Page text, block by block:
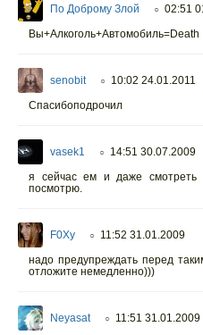
По Доброму Злой ○ 02:51
Вы+Алкоголь+Автомобиль=Death
senobit ○ 10:02 24.01.2011
Спасибоподрочил
vasek1 ○ 14:51 30.07.2009
я сейчас ем и даже смотреть
посмотрю.
F0Xy ○ 11:52 31.01.2009
надо предупреждать перед
отложите немедленно)))
Neyasat ○ 11:51 31.01.2009